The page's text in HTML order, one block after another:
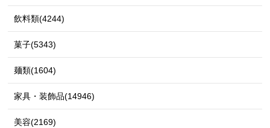
飲料類(4244)
菓子(5343)
麺類(1604)
家具・装飾品(14946)
美容(2169)